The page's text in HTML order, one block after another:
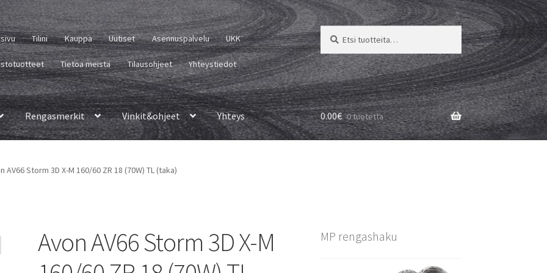
Tilini Kauppa Uutiset Asennuspalvelu UKK
Tietoa meistä Tilausohjeet Yhteystiedot
Etsi:
Haku
Rengasmerkit Vinkit&ohjeet Yhteys 0.00€ 0 tuotetta
AV66 Storm 3D X-M 160/60 ZR 18 (70W) TL (taka)
Avon AV66 Storm 3D X-M
MP rengashaku